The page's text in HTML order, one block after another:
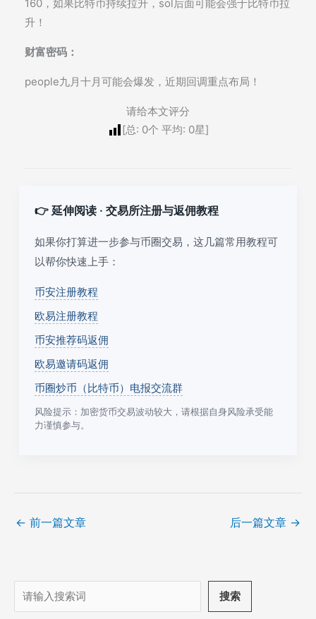
160，如果比特币持续拉升，sol后面可能会强于比特币拉
升！
财富密码：
people九月十月可能会爆发，近期回调重点布局！
请给本文评分
[总: 0个 平均: 0星]
👉 延伸阅读 · 交易所注册与返佣教程
如果你打算进一步参与币圈交易，这几篇常用教程可
以帮你快速上手：
币安注册教程
欧易注册教程
币安推荐码返佣
欧易邀请码返佣
币圈炒币（比特币）电报交流群
风险提示：加密货币交易波动较大，请根据自身风险承受能
力谨慎参与。
← 前一篇文章 后一篇文章 →
搜
索
搜索